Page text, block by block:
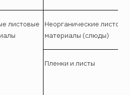
листовые
Неорганические
материалы (слюды)
Пленки и листы